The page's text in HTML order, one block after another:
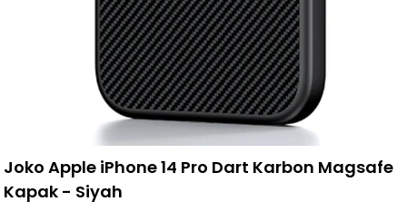
Joko Apple iPhone 14 Pro Dart Karbon Magsafe
Kapak - Siyah